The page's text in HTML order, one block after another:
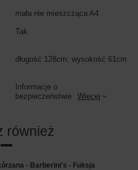
mała nie mieszcząca A4
Tak
długość 128cm; wysokość 61cm
Informacje o
bezpieczeństwie
Więcej
również
- Barberini's - Fuksja